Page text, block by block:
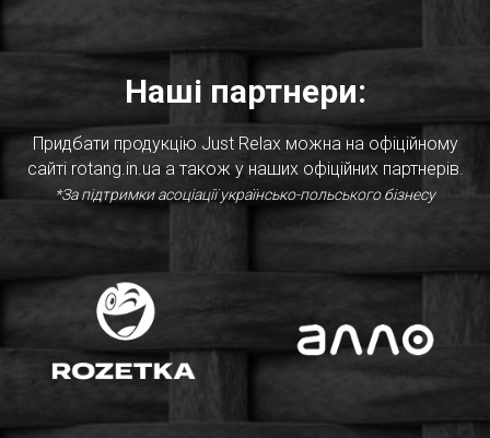
Наші партнери:
Придбати продукцію Just Relax можна на офіційному
сайті rotang.in.ua а також у наших офіційних партнерів.
*За підтримки асоціації українсько-польського бізнесу